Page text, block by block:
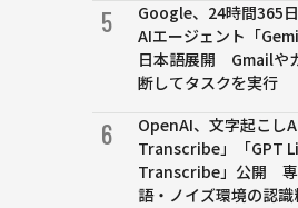
5
Google、24時間365
AIエージェント「
日本語展開 Gmailや
断してタスクを実行
6
OpenAI、文字起こし
Transcribe」「GPT
Transcribe」公開 専
語・ノイズ環境の認